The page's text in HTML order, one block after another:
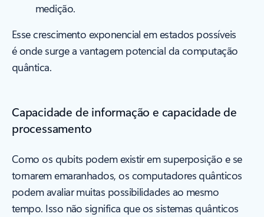
medição.
Esse crescimento exponencial em estados possíveis
é onde surge a vantagem potencial da computação
quântica.
Capacidade de informação e capacidade de
processamento
Como os qubits podem existir em superposição e se
tornarem emaranhados, os computadores quânticos
podem avaliar muitas possibilidades ao mesmo
tempo. Isso não significa que os sistemas quânticos